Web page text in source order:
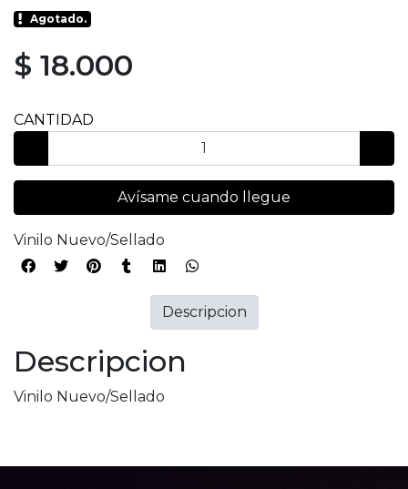
Agotado.
$ 18.000
CANTIDAD
Avísame cuando llegue
Vinilo Nuevo/Sellado
Descripcion
Vinilo Nuevo/Sellado
Descripcion